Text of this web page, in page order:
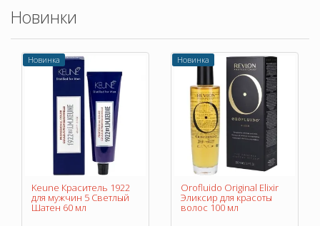
Новинки
Новинка
Keune Краситель 1922
для мужчин 5 Светлый
Шатен 60 мл
Новинка
Orofluido Original Elixir
Эликсир для красоты
волос 100 мл